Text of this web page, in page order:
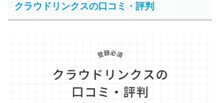
クラウドリンクスの口コミ・評判